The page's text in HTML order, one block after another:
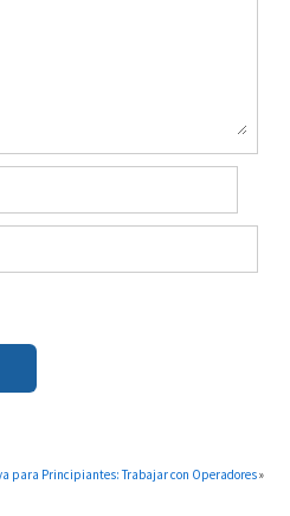
para Principiantes: Trabajar con Operadores»